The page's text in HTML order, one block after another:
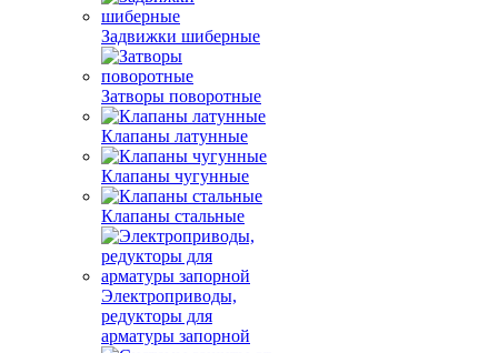
Задвижки шиберные
Затворы поворотные
Клапаны латунные
Клапаны чугунные
Клапаны стальные
Электроприводы,
редукторы для
арматуры запорной